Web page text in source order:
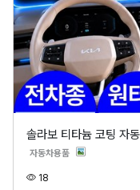
솔라보 티타늄 코팅 자
자동차용품분류
18